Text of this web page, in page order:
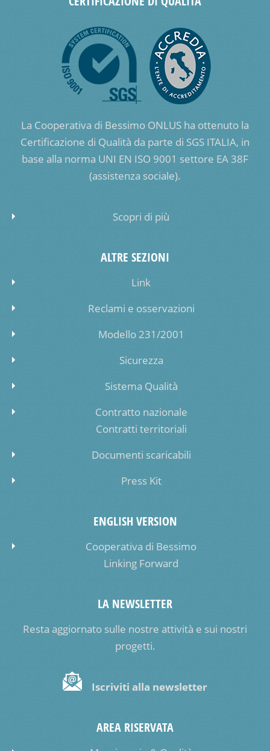
La Cooperativa di Bessimo ONLUS ha ottenuto la
Certificazione di Qualità da parte di SGS ITALIA, in
base alla norma UNI EN ISO 9001 settore EA 38F
(assistenza sociale).
Scopri di più
ALTRE SEZIONI
Link
Reclami e osservazioni
Modello 231/2001
Sicurezza
Sistema Qualità
Contratto nazionale
Contratti territoriali
Documenti scaricabili
Press Kit
ENGLISH VERSION
Cooperativa di Bessimo
Linking Forward
LA NEWSLETTER
Resta aggiornato sulle nostre attività e sui nostri
progetti.
Iscriviti alla newsletter
AREA RISERVATA